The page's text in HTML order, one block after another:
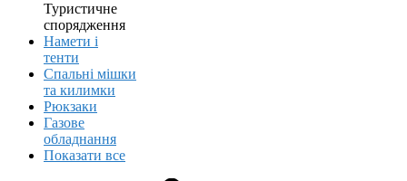
Туристичне
спорядження
Намети і
тенти
Спальні мішки
та килимки
Рюкзаки
Газове
обладнання
Показати все